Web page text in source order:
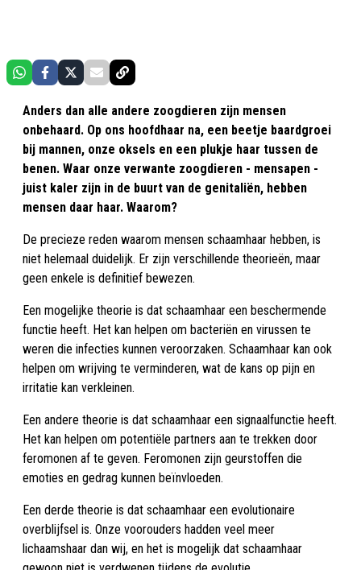
Anders dan alle andere zoogdieren zijn mensen
onbehaard. Op ons hoofdhaar na, een beetje baardgroei
bij mannen, onze oksels en een plukje haar tussen de
benen. Waar onze verwante zoogdieren - mensapen -
juist kaler zijn in de buurt van de genitaliën, hebben
mensen daar haar. Waarom?
De precieze reden waarom mensen schaamhaar hebben, is
niet helemaal duidelijk. Er zijn verschillende theorieën, maar
geen enkele is definitief bewezen.
Een mogelijke theorie is dat schaamhaar een beschermende
functie heeft. Het kan helpen om bacteriën en virussen te
weren die infecties kunnen veroorzaken. Schaamhaar kan ook
helpen om wrijving te verminderen, wat de kans op pijn en
irritatie kan verkleinen.
Een andere theorie is dat schaamhaar een signaalfunctie heeft.
Het kan helpen om potentiële partners aan te trekken door
feromonen af te geven. Feromonen zijn geurstoffen die
emoties en gedrag kunnen beïnvloeden.
Een derde theorie is dat schaamhaar een evolutionaire
overblijfsel is. Onze voorouders hadden veel meer
lichaamshaar dan wij, en het is mogelijk dat schaamhaar